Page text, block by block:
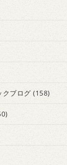
クブログ (158)